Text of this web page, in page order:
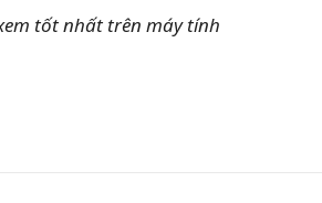
tốt nhất trên máy tính